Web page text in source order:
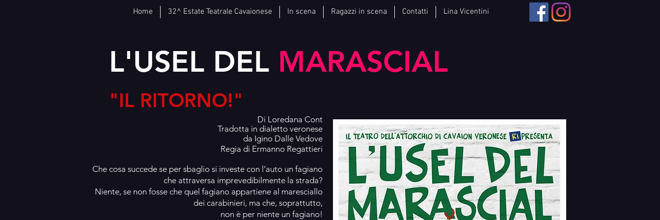
Home 32^ Estate Teatrale Cavaionese In scena Ragazzi in scena Contatti Lina Vicentini
L'USEL DEL MARASCIAL
"IL RITORNO!"
Di Loredana Cont
Tradotta in dialetto veronese
da Igino Dalle Vedove
Regia di Ermanno Regattieri
Che cosa succede se per sbaglio si investe con l’auto un fagiano
che attraversa imprevedibilmente la strada?
Niente, se non fosse che quel fagiano appartiene al maresciallo
dei carabinieri, ma che, soprattutto,
non è per niente un fagiano!